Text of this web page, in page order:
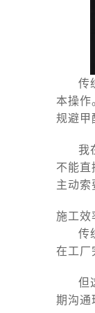
传
本操作
规避甲
我
不能直
主动索
施工效
传
在工厂
但
期沟通